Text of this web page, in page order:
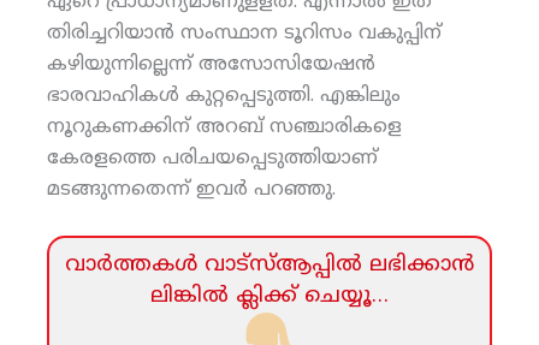
തിരിച്ചറിയാന്‍ സംസ്ഥാന ടൂറിസം വകുപ്പിന്
കഴിയുന്നില്ലെന്ന് അസോസിയേഷന്‍
ഭാരവാഹികള്‍ കുറ്റപ്പെടുത്തി. എങ്കിലും
നൂറുകണക്കിന് അറബ് സഞ്ചാരികളെ
കേരളത്തെ പരിചയപ്പെടുത്തിയാണ്
മടങ്ങുന്നതെന്ന് ഇവര്‍ പറഞ്ഞു.
വാര്‍ത്തകള്‍ വാട്‌സ്‌ആപ്പില്‍ ലഭിക്കാന്‍
ലിങ്കില്‍ ക്ലിക്ക്‌ ചെയ്യൂ…